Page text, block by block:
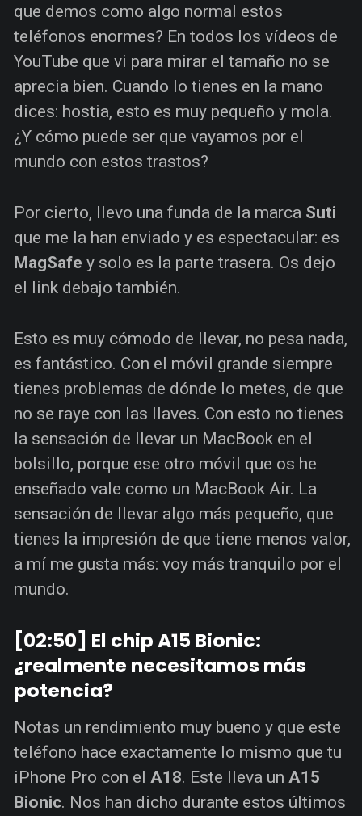
que demos como algo normal estos
teléfonos enormes? En todos los vídeos de
YouTube que vi para mirar el tamaño no se
aprecia bien. Cuando lo tienes en la mano
dices: hostia, esto es muy pequeño y mola.
¿Y cómo puede ser que vayamos por el
mundo con estos trastos?
Por cierto, llevo una funda de la marca Suti
que me la han enviado y es espectacular: es
MagSafe y solo es la parte trasera. Os dejo
el link debajo también.
Esto es muy cómodo de llevar, no pesa nada,
es fantástico. Con el móvil grande siempre
tienes problemas de dónde lo metes, de que
no se raye con las llaves. Con esto no tienes
la sensación de llevar un MacBook en el
bolsillo, porque ese otro móvil que os he
enseñado vale como un MacBook Air. La
sensación de llevar algo más pequeño, que
tienes la impresión de que tiene menos valor,
a mí me gusta más: voy más tranquilo por el
mundo.
[02:50] El chip A15 Bionic:
¿realmente necesitamos más
potencia?
Notas un rendimiento muy bueno y que este
teléfono hace exactamente lo mismo que tu
iPhone Pro con el A18. Este lleva un A15
Bionic. Nos han dicho durante estos últimos